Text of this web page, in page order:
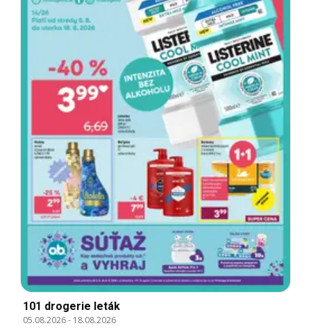
101 drogerie leták
05.08.2026- 18.08.2026